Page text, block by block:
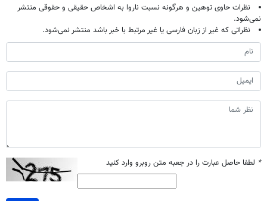
نظرات حاوی توهین و هرگونه نسبت ناروا به اشخاص حقیقی و حقوقی منتشر
نمی‌شود.
نظراتی که غیر از زبان فارسی یا غیر مرتبط با خبر باشد منتشر نمی‌شود.
* لطفا حاصل عبارت را در جعبه متن روبرو وارد کنید